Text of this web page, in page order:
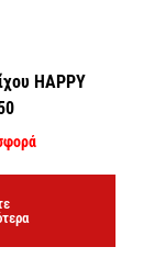
HAPPY